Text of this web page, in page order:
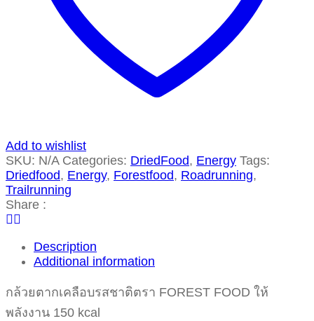
Add to wishlist
SKU: N/A Categories: DriedFood, Energy Tags:
Driedfood, Energy, Forestfood, Roadrunning,
Trailrunning
Share :
Description
Additional information
กล้วยตากเคลือบรสชาติตรา FOREST FOOD ให้
พลังงาน 150 kcal